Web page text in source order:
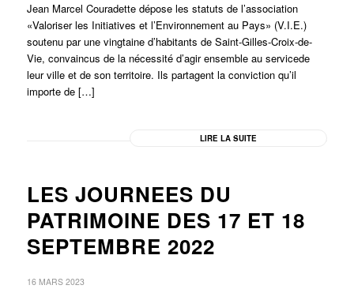
Jean Marcel Couradette dépose les statuts de l’association
«Valoriser les Initiatives et l’Environnement au Pays» (V.I.E.)
soutenu par une vingtaine d’habitants de Saint-Gilles-Croix-de-
Vie, convaincus de la nécessité d’agir ensemble au servicede
leur ville et de son territoire. Ils partagent la conviction qu’il
importe de […]
LIRE LA SUITE
LES JOURNEES DU
PATRIMOINE DES 17 ET 18
SEPTEMBRE 2022
16 MARS 2023